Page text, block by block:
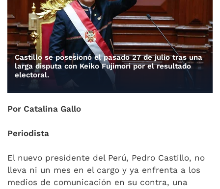
Castillo se posesionó el pasado 27 de julio tras una
larga disputa con Keiko Fujimori por el resultado
electoral.
Por Catalina Gallo
Periodista
El nuevo presidente del Perú, Pedro Castillo, no
lleva ni un mes en el cargo y ya enfrenta a los
medios de comunicación en su contra, una